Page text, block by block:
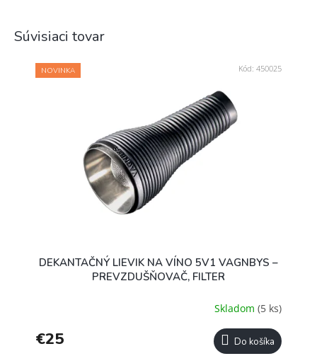
Súvisiaci tovar
NOVINKA
DEKANTAČNÝ LIEVIK NA VÍNO 5V1 VAGNBYS –
PREVZDUŠŇOVAČ, FILTER
Skladom (5 ks)
€25 Do košíka
Kód: 450025